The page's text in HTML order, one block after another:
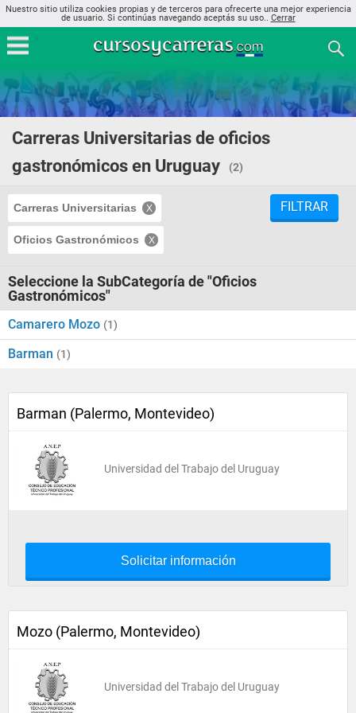
Nuestro sitio utiliza cookies propias y de terceros para ofrecerte una mejor experiencia
de usuario. Si continúas navegando aceptás su uso.. Cerrar
Carreras Universitarias de oficios
gastronómicos en Uruguay
(2)
Carreras Universitarias
Oficios Gastronómicos
FILTRAR
Seleccione la SubCategoría de "Oficios
Gastronómicos"
Camarero Mozo (1)
Barman (1)
Barman (Palermo, Montevideo)
Universidad del Trabajo del Uruguay
Solicitar información
Mozo (Palermo, Montevideo)
Universidad del Trabajo del Uruguay